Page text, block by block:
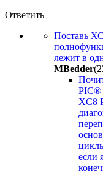
Ответить
Поставь
лежит в
MBedder
PIC®
XC8
если